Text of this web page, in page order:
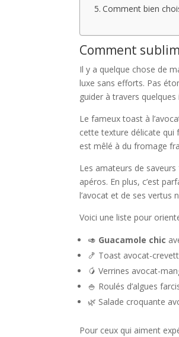
Comment bien
Comment
Il y a quelque chose de
luxe sans efforts. Pas
guider à travers
Le fameux toast à
cette texture délicate qui
est mêlé à du fromage
Les amateurs de
apéros. En plus, c’est
l’avocat et de ses vertus
Voici une liste pour
🥑 Guacamole chic
🍤 Toast avocat-
🥭 Verrines avocat-
🍚 Roulés d’algues
🌿 Salade croquante
Pour ceux qui aiment